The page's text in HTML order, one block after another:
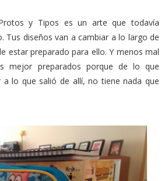
y Tipos es un arte que todavía
Tus diseños van a cambiar a lo largo de
estar preparado para ello. Y menos mal
mejor preparados porque de lo que
a lo que salió de allí, no tiene nada que